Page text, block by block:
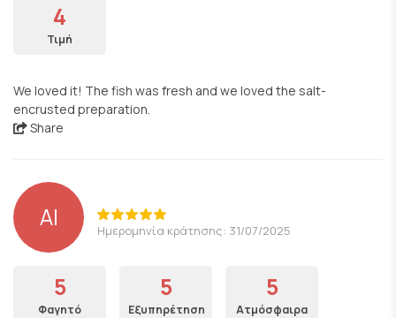
4
Τιμή
We loved it! The fish was fresh and we loved the salt-
encrusted preparation.
Share
ΑΙ Ημερομηνία κράτησης: 31/07/2025
5
Φαγητό
5
Εξυπηρέτηση
5
Ατμόσφαιρα